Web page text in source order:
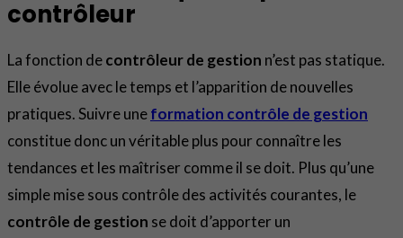
contrôleur
La fonction decontrôleur de gestion n’est pas statique.
Elle évolue avec le temps et l’apparition de nouvelles
pratiques. Suivre uneformation contrôle de gestion
constitue donc un véritable plus pour connaître les
tendances et les maîtriser comme il se doit. Plus qu’une
simple mise sous contrôle des activités courantes, le
contrôle de gestion se doit d’apporter un